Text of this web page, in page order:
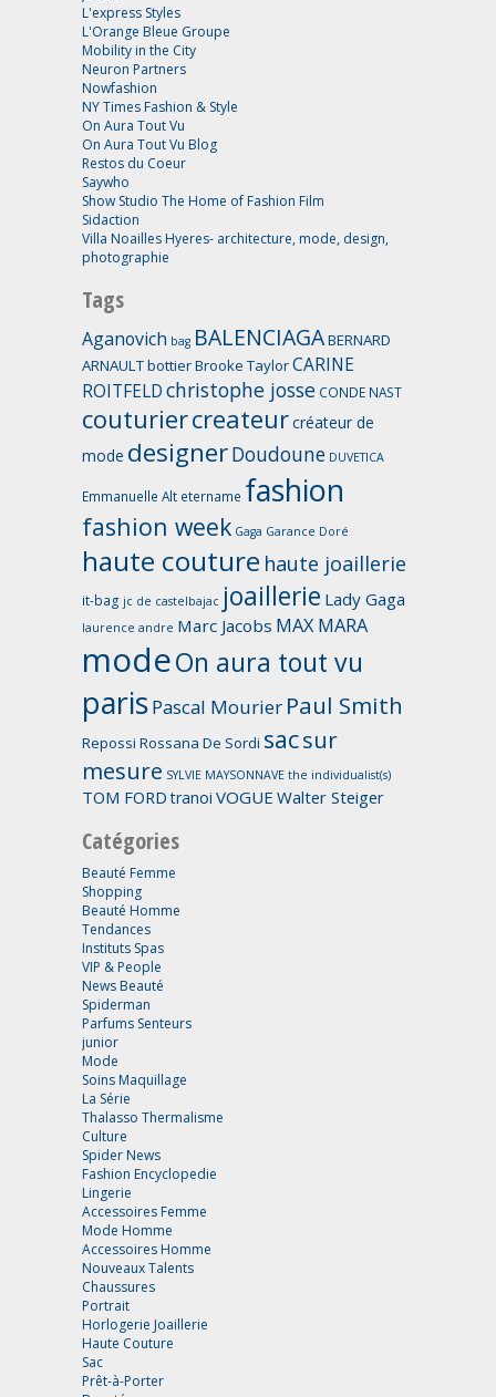
L'express Styles
L'Orange Bleue Groupe
Mobility in the City
Neuron Partners
Nowfashion
NY Times Fashion & Style
On Aura Tout Vu
On Aura Tout Vu Blog
Restos du Coeur
Saywho
Show Studio The Home of Fashion Film
Sidaction
Villa Noailles Hyeres- architecture, mode, design,
photographie
Tags
Aganovich bag BALENCIAGABERNARD
ARNAULTbottierBrooke TaylorCARINE
ROITFELDchristophe josse CONDE NAST
couturiercreateurcréateur de
mode designerDoudoune DUVETICA
Emmanuelle Alt etername fashion
fashion week Gaga Garance Doré
haute couture haute joaillerie
it-bag jc de castelbajac joaillerie Lady Gaga
laurence andre Marc Jacobs MAX MARA
modeOn aura tout vu
parisPascal Mourier Paul Smith
Repossi Rossana De Sordi sacsur
mesure SYLVIE MAYSONNAVE the individualist(s)
TOM FORD tranoi VOGUE Walter Steiger
Catégories
Beauté Femme
Shopping
Beauté Homme
Tendances
Instituts Spas
VIP & People
News Beauté
Spiderman
Parfums Senteurs
junior
Mode
Soins Maquillage
La Série
Thalasso Thermalisme
Culture
Spider News
Fashion Encyclopedie
Lingerie
Accessoires Femme
Mode Homme
Accessoires Homme
Nouveaux Talents
Chaussures
Portrait
Horlogerie Joaillerie
Haute Couture
Sac
Prêt-à-Porter